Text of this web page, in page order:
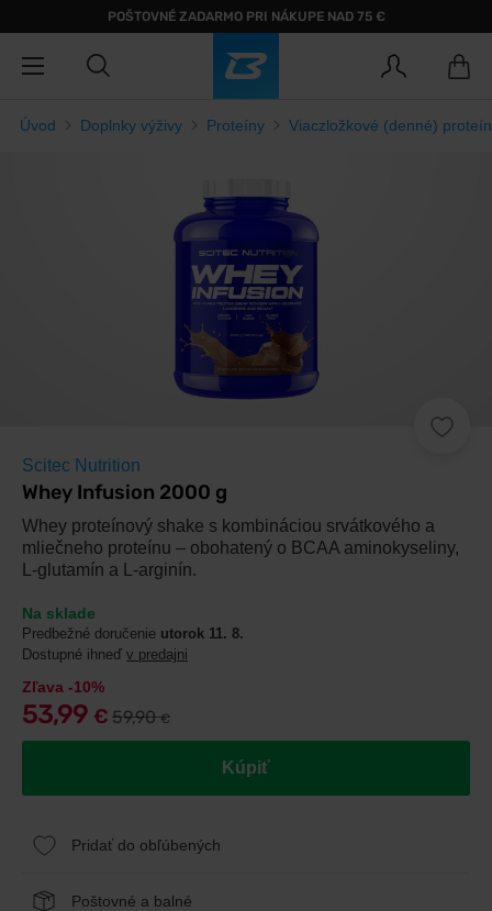
POŠTOVNÉ ZADARMO PRI NÁKUPE NAD 75 €
Úvod Doplnky výživy Proteíny Viaczložkové (denné)
Scitec Nutrition
Whey Infusion 2000 g
Whey proteínový shake s kombináciou srvátkového a
mliečneho proteínu – obohatený o BCAA aminokyseliny,
L-glutamín a L-arginín.
Na sklade
Predbežné doručenie utorok 11. 8.
Dostupné ihneď v predajni
Zľava -10%
53,99 € 59,90€
Kúpiť
Pridať do obľúbených
Poštovné a balné